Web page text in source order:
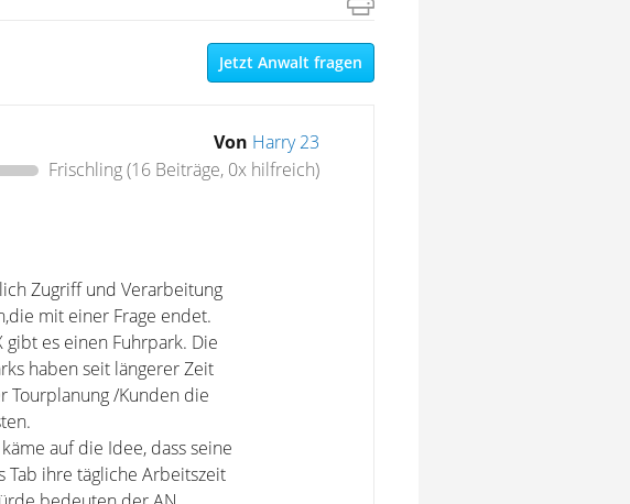
Jetzt Anwalt fragen
Von Harry 23
Frischling(16 Beiträge, 0x hilfreich)
Zugriff und Verarbeitung
mit einer Frage endet.
es einen Fuhrpark. Die
haben seit längerer Zeit
Tourplanung /Kunden die
auf die Idee, dass seine
ihre tägliche Arbeitszeit